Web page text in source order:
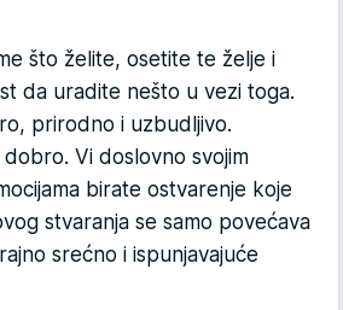
što želite, osetite te želje i
da uradite nešto u vezi toga.
prirodno i uzbudljivo.
Vi doslovno svojim
birate ostvarenje koje
stvaranja se samo povećava
srećno i ispunjavajuće